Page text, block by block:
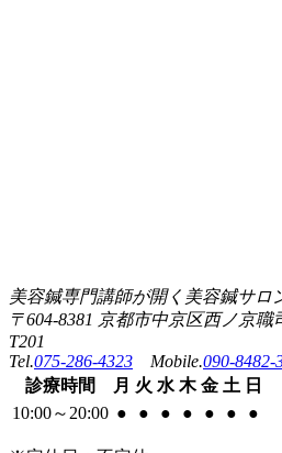
美容鍼専門講師が開く美容鍼サロ
〒604-8381 京都市中京区西ノ京
T201
Tel.075-286-4323 Mobile.090-8482-
診療時間 月 火 水 木 金 土 日
10:00～20:00 ● ● ● ● ● ● ●